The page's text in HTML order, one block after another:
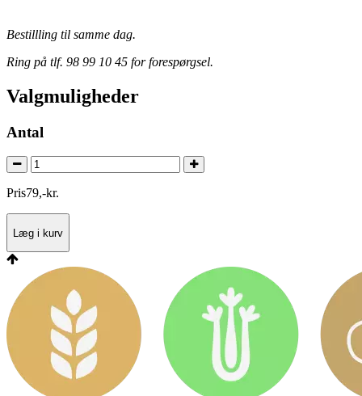
Bestillling til samme dag.
Ring på tlf. 98 99 10 45 for forespørgsel.
Valgmuligheder
Antal
Pris79,-kr.
Læg i kurv